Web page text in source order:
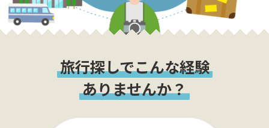
旅行探しでこんな経験
ありませんか？